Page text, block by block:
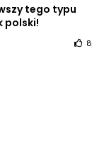
tego typu
polski!
8